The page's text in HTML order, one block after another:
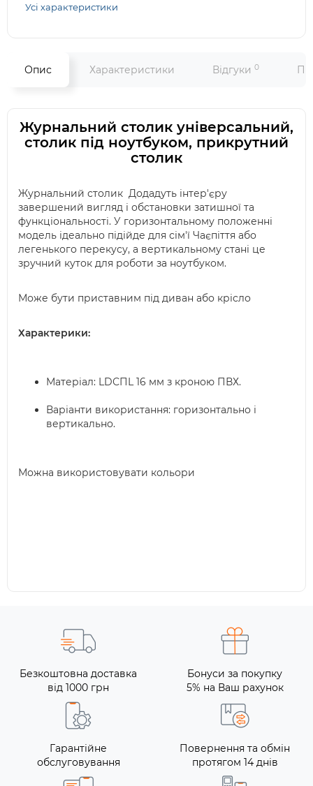
Усі характеристики
Опис Характеристики Відгуки 0
Журнальний столик універсальний,
столик під ноутбуком, прикрутний
столик
Журнальний столик Додадуть інтер'єру
завершений вигляд і обстановки затишної та
функціональності. У горизонтальному положенні
модель ідеально підійде для сім'ї Чаєпіття або
легенького перекусу, а вертикальному стані це
зручний куток для роботи за ноутбуком.
Може бути приставним під диван або крісло
Характерики:
Матеріал: LDСПL 16 мм з кроною ПВХ.
Варіанти використання: горизонтально і
вертикально.
Можна використовувати кольори
Безкоштовна доставка
від 1000 грн
Бонуси за покупку
5% на Ваш рахунок
Гарантійне
обслуговування
Повернення та обмін
протягом 14 днів